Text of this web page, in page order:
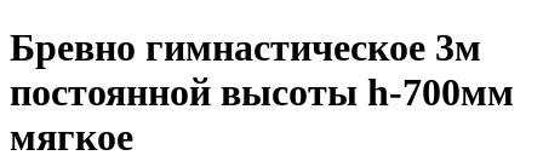
Бревно гимнастическое 3м
постоянной высоты h-700мм
мягкое